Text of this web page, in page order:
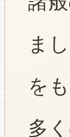
ま
を
多